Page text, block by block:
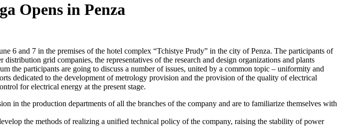
Opens in Penza
6 and 7 in the premises of the hotel complex “Tchistye Prudy” in the city of Penza. The participants of
grid companies, the representatives of the research and design organizations and plants
the participants are going to discuss a number of issues, united by a common topic – uniformity and
dedicated to the development of metrology provision and the provision of the quality of electrical
for electrical energy at the present stage.
in the production departments of all the branches of the company and are to familiarize themselves with
the methods of realizing a unified technical policy of the company, raising the stability of power